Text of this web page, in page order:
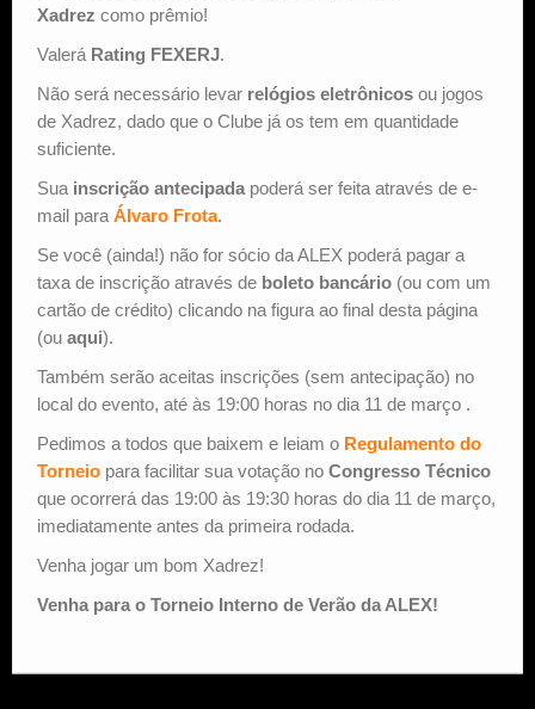
Xadrez como prêmio!
Valerá Rating FEXERJ.
Não será necessário levar relógios eletrônicos ou jogos
de Xadrez, dado que o Clube já os tem em quantidade
suficiente.
Sua inscrição antecipada poderá ser feita através de e-
mail para Álvaro Frota.
Se você (ainda!) não for sócio da ALEX poderá pagar a
taxa de inscrição através de boleto bancário (ou com um
cartão de crédito) clicando na figura ao final desta página
(ou aqui).
Também serão aceitas inscrições (sem antecipação) no
local do evento, até às 19:00 horas no dia 11 de março .
Pedimos a todos que baixem e leiam o Regulamento do
Torneio para facilitar sua votação no Congresso Técnico
que ocorrerá das 19:00 às 19:30 horas do dia 11 de março,
imediatamente antes da primeira rodada.
Venha jogar um bom Xadrez!
Venha para o Torneio Interno de Verão da ALEX!